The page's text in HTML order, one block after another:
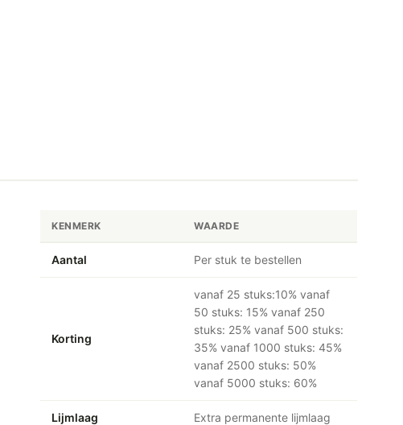
KENMERK WAARDE
Aantal Per stuk te bestellen
Korting
vanaf 25 stuks:10% vanaf
50 stuks: 15% vanaf 250
stuks: 25% vanaf 500 stuks:
35% vanaf 1000 stuks: 45%
vanaf 2500 stuks: 50%
vanaf 5000 stuks: 60%
Lijmlaag Extra permanente lijmlaag